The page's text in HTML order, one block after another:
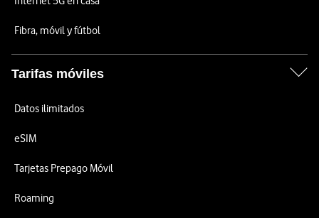
Fibra, móvil y fútbol
Tarifas móviles
Datos ilimitados
eSIM
Tarjetas Prepago Móvil
Roaming